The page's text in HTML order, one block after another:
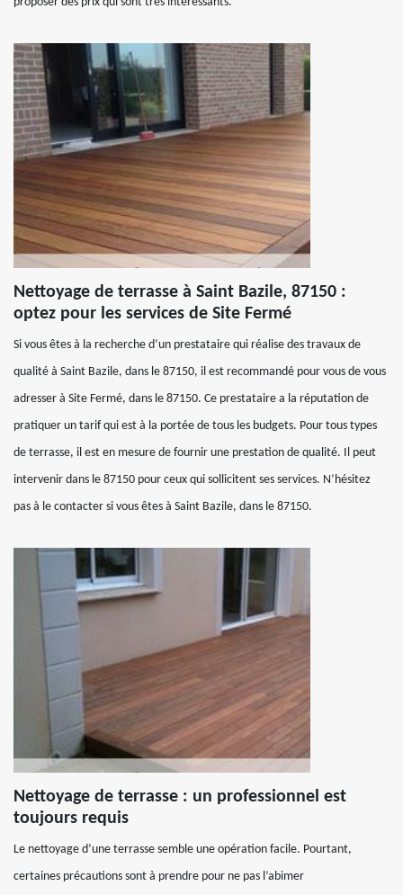
Nettoyage de terrasse à Saint Bazile, 87150 :
optez pour les services de Site Fermé
Si vous êtes à la recherche d’un prestataire qui réalise des travaux de
qualité à Saint Bazile, dans le 87150, il est recommandé pour vous de vous
adresser à Site Fermé, dans le 87150. Ce prestataire a la réputation de
pratiquer un tarif qui est à la portée de tous les budgets. Pour tous types
de terrasse, il est en mesure de fournir une prestation de qualité. Il peut
intervenir dans le 87150 pour ceux qui sollicitent ses services. N’hésitez
pas à le contacter si vous êtes à Saint Bazile, dans le 87150.
Nettoyage de terrasse : un professionnel est
toujours requis
Le nettoyage d’une terrasse semble une opération facile. Pourtant,
certaines précautions sont à prendre pour ne pas l’abimer